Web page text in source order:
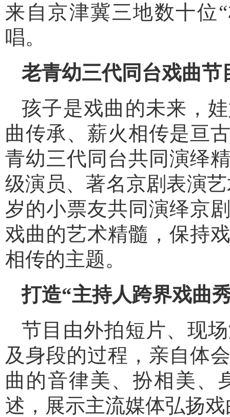
来自京津冀三地数十位
唱。
老青幼三代同台戏曲节
孩子是戏曲的未来，
曲传承、薪火相传是亘
青幼三代同台共同演绎
级演员、著名京剧表演
岁的小票友共同演绎京
戏曲的艺术精髓，保持
相传的主题。
打造“主持人跨界戏曲
节目由外拍短片、现
及身段的过程，亲自体
曲的音律美、扮相美、
述，展示主流媒体弘扬